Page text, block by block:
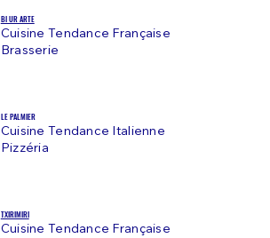
BI UR ARTE
Cuisine Tendance Française
Brasserie
LE PALMIER
Cuisine Tendance Italienne
Pizzéria
TXIRIMIRI
Cuisine Tendance Française